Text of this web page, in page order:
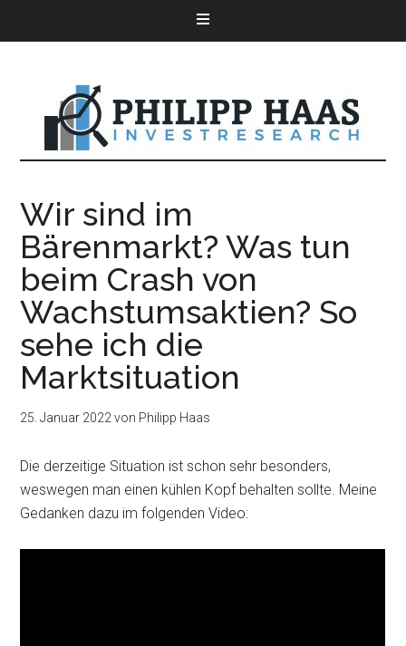
Wir sind im
Bärenmarkt? Was tun
beim Crash von
Wachstumsaktien? So
sehe ich die
Marktsituation
25. Januar 2022 von Philipp Haas
Die derzeitige Situation ist schon sehr besonders,
weswegen man einen kühlen Kopf behalten sollte. Meine
Gedanken dazu im folgenden Video: